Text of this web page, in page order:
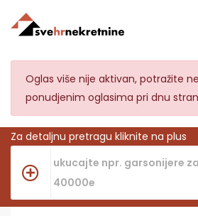
Oglas više nije aktivan, potražite
ponudjenim oglasima pri dnu
Za detaljnu pretragu kliknite na plus